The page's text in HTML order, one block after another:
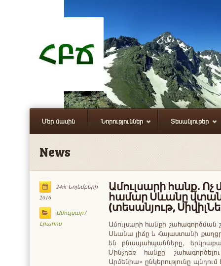
Մեր մասին Նորություններ Տեսանյութեր
News
24th Նոյեմբերի
2016
Ամուլսար/
Լրահոս
Ամուլսարի հանք․
համար Սևանը
(տեսանյութ,
Ամուլսարի հանքի շահագործման
Սևանա լիճը և Հայաստանի
են բնապահպանները,
Մինչդեռ հանքը
Արմենիա» ընկերությունը